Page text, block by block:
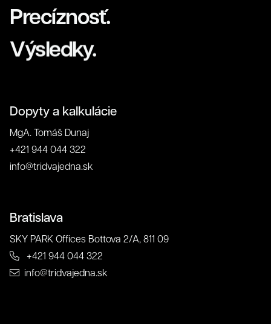
Precíznosť.
Výsledky.
Dopyty a kalkulácie
MgA. Tomáš Dunaj
+421 944 044 322
info@tridvajedna.sk
Bratislava
SKY PARK Offices Bottova 2/A, 811 09
+421 944 044 322
info@tridvajedna.sk